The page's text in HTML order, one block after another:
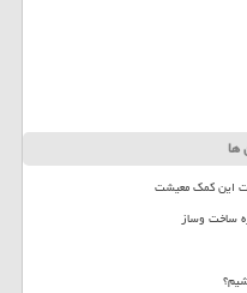
ها
این کمک معیشت